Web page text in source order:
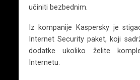
učiniti bezbednim.
Iz kompanije Kaspersky je
Internet Security paket, koji
dodatke ukoliko želite
Internetu.